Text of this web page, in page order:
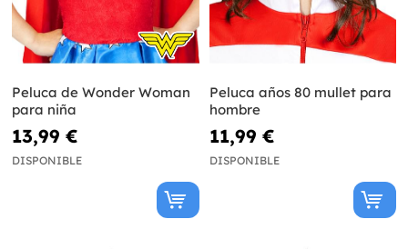
Peluca de Wonder Woman
para niña
13,99 €
DISPONIBLE
Peluca años 80 mullet para
hombre
11,99 €
DISPONIBLE